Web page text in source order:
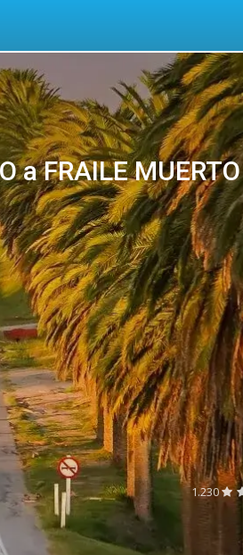
a FRAILE
1.230